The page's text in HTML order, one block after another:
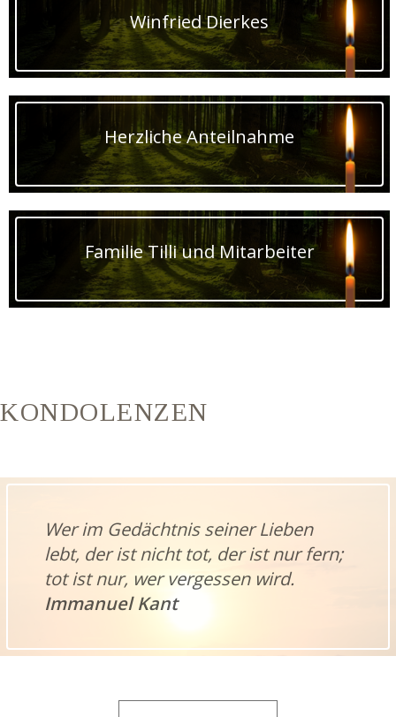
Winfried Dierkes
Herzliche Anteilnahme
Familie Tilli und Mitarbeiter
KONDOLENZEN
Wer im Gedächtnis seiner Lieben
lebt, der ist nicht tot, der ist nur fern;
tot ist nur, wer vergessen wird.
Immanuel Kant